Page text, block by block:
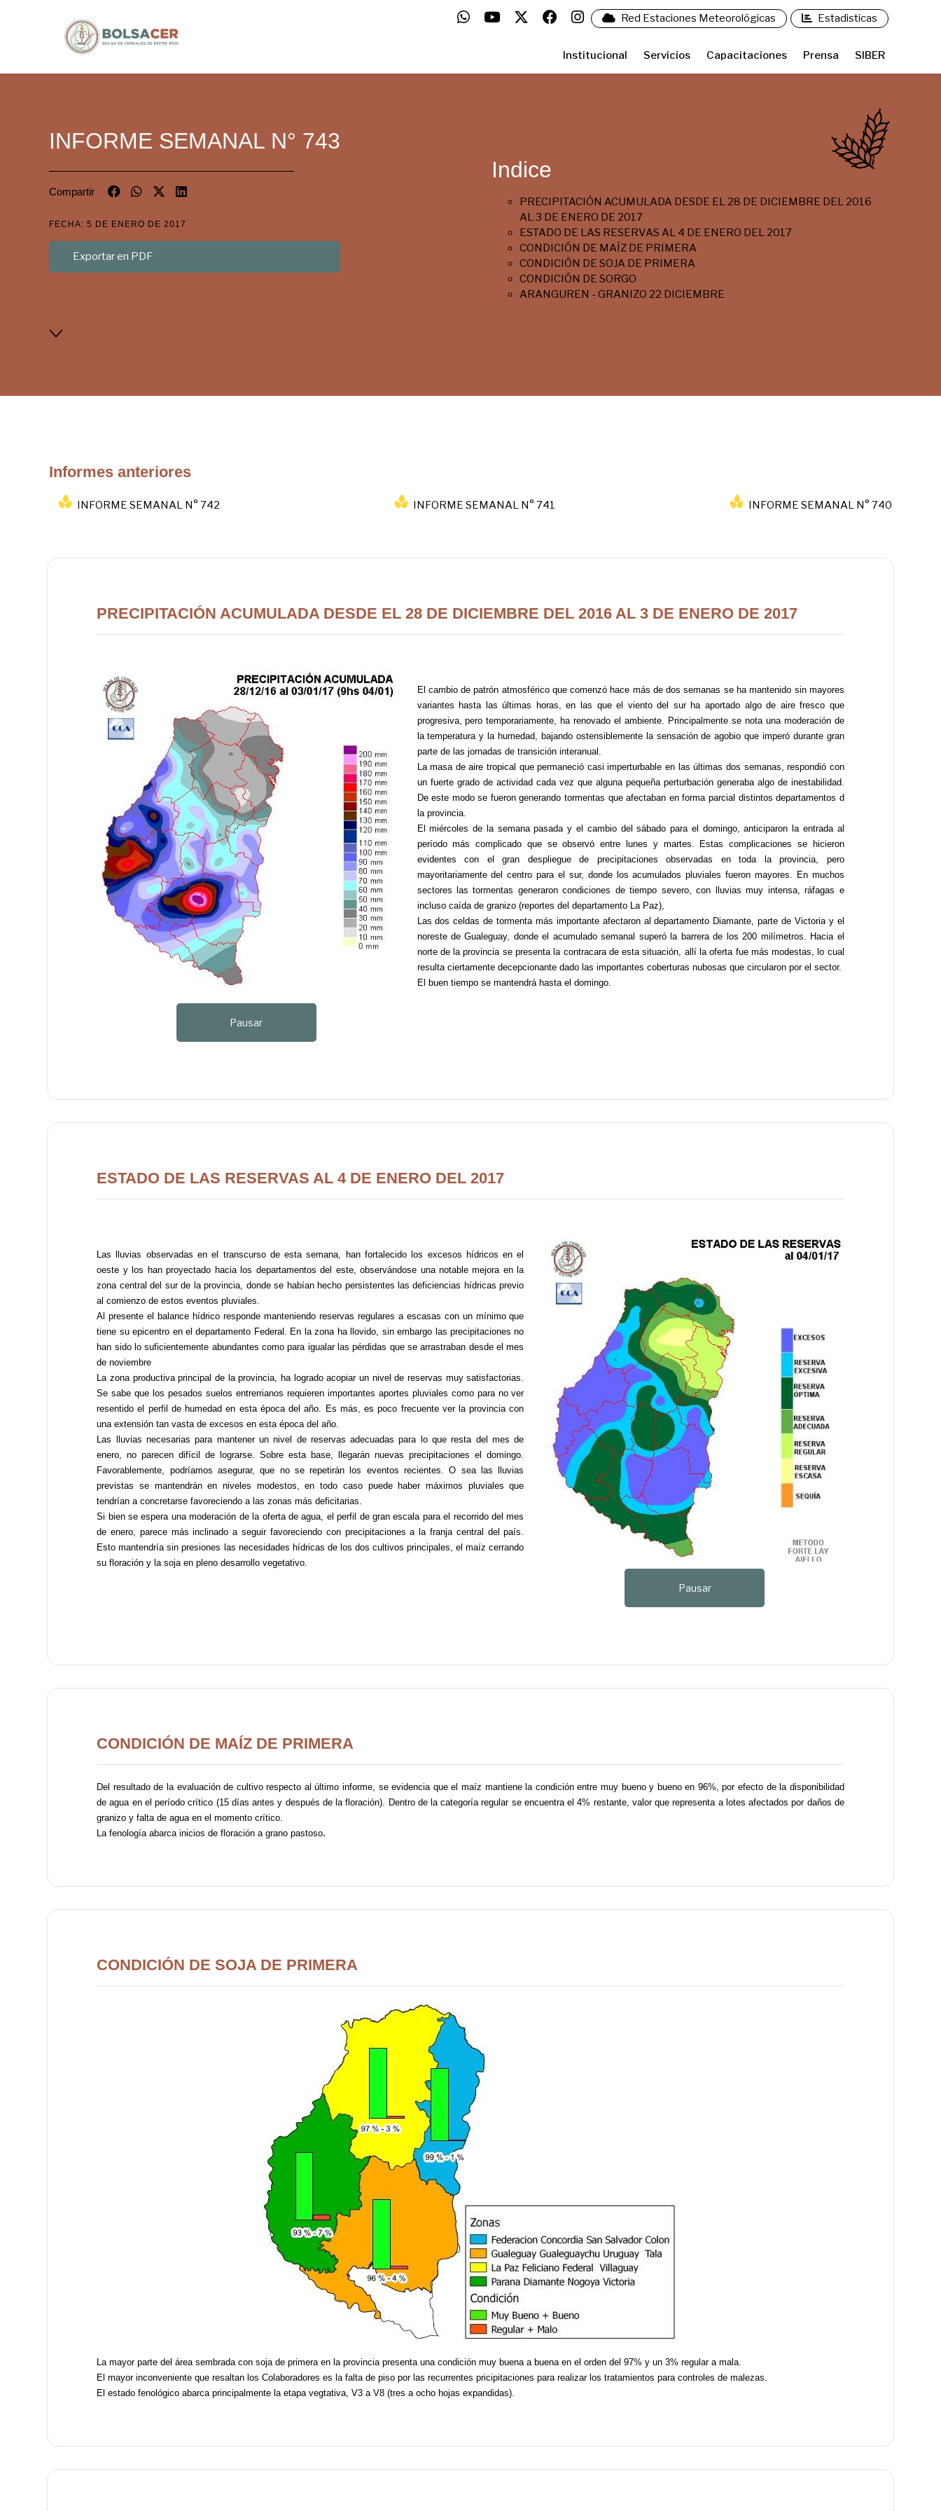
Institucional Servicios Capacitaciones Prensa SIBER
Red Estaciones Meteorológicas Estadisticas
INFORME SEMANAL N° 743
Compartir
FECHA: 5 DE ENERO DE 2017
Exportar en PDF
Indice
PRECIPITACIÓN ACUMULADA DESDE EL 28 DE DICIEMBRE DEL 2016
AL 3 DE ENERO DE 2017
ESTADO DE LAS RESERVAS AL 4 DE ENERO DEL 2017
CONDICIÓN DE MAÍZ DE PRIMERA
CONDICIÓN DE SOJA DE PRIMERA
CONDICIÓN DE SORGO
ARANGUREN - GRANIZO 22 DICIEMBRE
Informes anteriores
INFORME SEMANAL N° 742 INFORME SEMANAL N° 741 INFORME SEMANAL N° 740
PRECIPITACIÓN ACUMULADA DESDE EL 28 DE DICIEMBRE DEL 2016 AL 3 DE ENERO DE 2017
Pausar
El cambio de patrón atmosférico que comenzó hace más de dos semanas se ha mantenido sin mayores
variantes hasta las últimas horas, en las que el viento del sur ha aportado algo de aire fresco que
progresiva, pero temporariamente, ha renovado el ambiente. Principalmente se nota una moderación de
la temperatura y la humedad, bajando ostensiblemente la sensación de agobio que imperó durante gran
parte de las jornadas de transición interanual.
La masa de aire tropical que permaneció casi imperturbable en las últimas dos semanas, respondió con
un fuerte grado de actividad cada vez que alguna pequeña perturbación generaba algo de inestabilidad.
De este modo se fueron generando tormentas que afectaban en forma parcial distintos departamentos d
la provincia.
El miércoles de la semana pasada y el cambio del sábado para el domingo, anticiparon la entrada al
período más complicado que se observó entre lunes y martes. Estas complicaciones se hicieron
evidentes con el gran despliegue de precipitaciones observadas en toda la provincia, pero
mayoritariamente del centro para el sur, donde los acumulados pluviales fueron mayores. En muchos
sectores las tormentas generaron condiciones de tiempo severo, con lluvias muy intensa, ráfagas e
incluso caída de granizo (reportes del departamento La Paz),
Las dos celdas de tormenta más importante afectaron al departamento Diamante, parte de Victoria y el
noreste de Gualeguay, donde el acumulado semanal superó la barrera de los 200 milímetros. Hacia el
norte de la provincia se presenta la contracara de esta situación, allí la oferta fue más modestas, lo cual
resulta ciertamente decepcionante dado las importantes coberturas nubosas que circularon por el sector.
El buen tiempo se mantendrá hasta el domingo.
ESTADO DE LAS RESERVAS AL 4 DE ENERO DEL 2017
Las lluvias observadas en el transcurso de esta semana, han fortalecido los excesos hídricos en el
oeste y los han proyectado hacia los departamentos del este, observándose una notable mejora en la
zona central del sur de la provincia, donde se habían hecho persistentes las deficiencias hídricas previo
al comienzo de estos eventos pluviales.
Al presente el balance hídrico responde manteniendo reservas regulares a escasas con un mínimo que
tiene su epicentro en el departamento Federal. En la zona ha llovido, sin embargo las precipitaciones no
han sido lo suficientemente abundantes como para igualar las pérdidas que se arrastraban desde el mes
de noviembre
La zona productiva principal de la provincia, ha logrado acopiar un nivel de reservas muy satisfactorias.
Se sabe que los pesados suelos entrerrianos requieren importantes aportes pluviales como para no ver
resentido el perfil de humedad en esta época del año. Es más, es poco frecuente ver la provincia con
una extensión tan vasta de excesos en esta época del año.
Las lluvias necesarias para mantener un nivel de reservas adecuadas para lo que resta del mes de
enero, no parecen difícil de lograrse. Sobre esta base, llegarán nuevas precipitaciones el domingo.
Favorablemente, podríamos asegurar, que no se repetirán los eventos recientes. O sea las lluvias
previstas se mantendrán en niveles modestos, en todo caso puede haber máximos pluviales que
tendrían a concretarse favoreciendo a las zonas más deficitarias.
Si bien se espera una moderación de la oferta de agua, el perfil de gran escala para el recorrido del mes
de enero, parece más inclinado a seguir favoreciendo con precipitaciones a la franja central del país.
Esto mantendría sin presiones las necesidades hídricas de los dos cultivos principales, el maíz cerrando
su floración y la soja en pleno desarrollo vegetativo.
Pausar
CONDICIÓN DE MAÍZ DE PRIMERA
Del resultado de la evaluación de cultivo respecto al último informe, se evidencia que el maíz mantiene la condición entre muy bueno y bueno en 96%, por efecto de la disponibilidad
de agua en el período crítico (15 días antes y después de la floración). Dentro de la categoría regular se encuentra el 4% restante, valor que representa a lotes afectados por daños de
granizo y falta de agua en el momento crítico.
La fenología abarca inicios de floración a grano pastoso.
CONDICIÓN DE SOJA DE PRIMERA
La mayor parte del área sembrada con soja de primera en la provincia presenta una condición muy buena a buena en el orden del 97% y un 3% regular a mala.
El mayor inconveniente que resaltan los Colaboradores es la falta de piso por las recurrentes pricipitaciones para realizar los tratamientos para controles de malezas.
El estado fenológico abarca principalmente la etapa vegtativa, V3 a V8 (tres a ocho hojas expandidas).